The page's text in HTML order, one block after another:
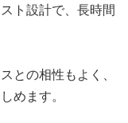
ト設計で、長時間
との相性もよく、
めます。